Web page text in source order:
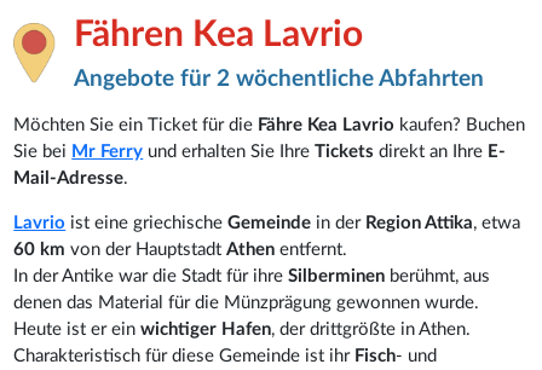
Fähren Kea Lavrio
Angebote für 2 wöchentliche Abfahrten
Möchten Sie ein Ticket für die Fähre Kea Lavrio kaufen? Buchen
Sie bei Mr Ferry und erhalten Sie IhreTicketsdirekt an Ihre E-
Mail-Adresse.
Lavrio ist eine griechischeGemeinde in der Region Attika, etwa
60 kmvon der HauptstadtAthenentfernt.
In der Antike war die Stadt für ihreSilberminen berühmt, aus
denen das Material für die Münzprägung gewonnen wurde.
Heute ist er einwichtiger Hafen, der drittgrößte in Athen.
Charakteristisch für diese Gemeinde ist ihr Fisch- und